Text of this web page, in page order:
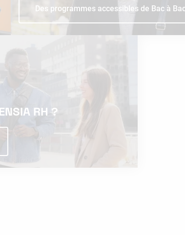
Des programmes accessibles de Bac à
RH ?